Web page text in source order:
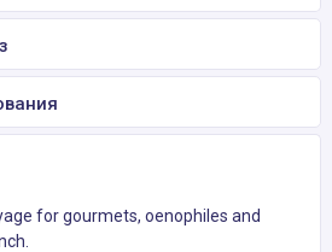
for gourmets, oenophiles and